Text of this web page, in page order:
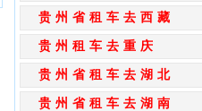
贵州省租车去西藏
贵州租车去重庆
贵州省租车去湖北
贵州省租车去湖南